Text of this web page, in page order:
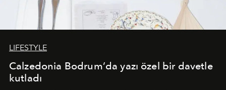
LIFESTYLE
Calzedonia Bodrum’da yazı özel bir davetle
kutladı